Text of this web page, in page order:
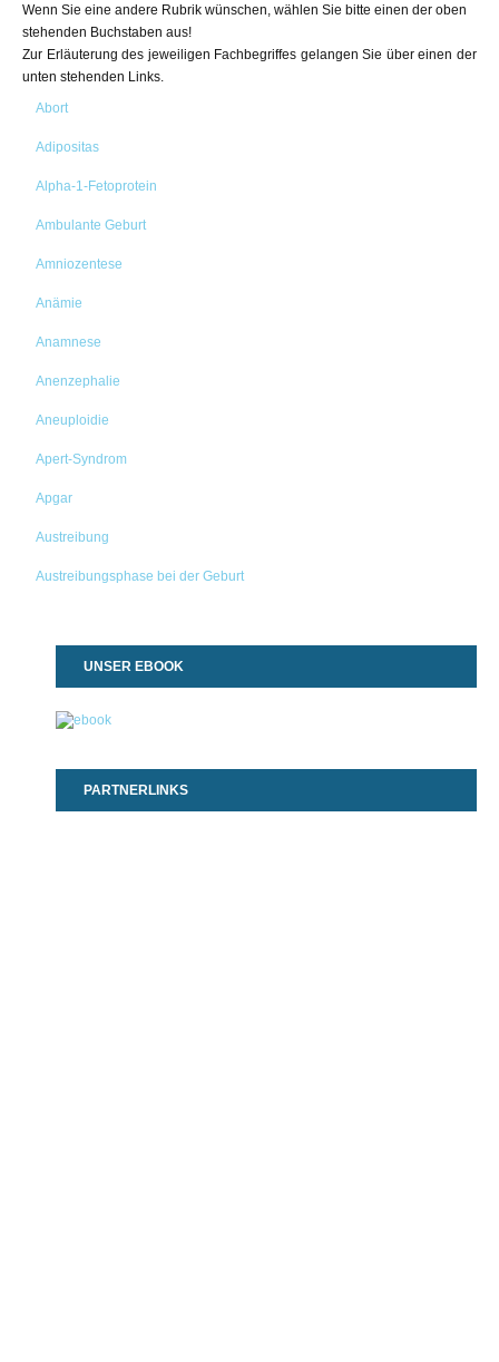
Wenn Sie eine andere Rubrik wünschen, wählen Sie bitte einen der oben
stehenden Buchstaben aus!
Zur Erläuterung des jeweiligen Fachbegriffes gelangen Sie über einen der
unten stehenden Links.
Abort
Adipositas
Alpha-1-Fetoprotein
Ambulante Geburt
Amniozentese
Anämie
Anamnese
Anenzephalie
Aneuploidie
Apert-Syndrom
Apgar
Austreibung
Austreibungsphase bei der Geburt
UNSER EBOOK
PARTNERLINKS